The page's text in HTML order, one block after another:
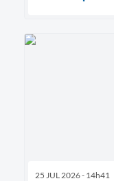
25 JUL 2026 - 14h41